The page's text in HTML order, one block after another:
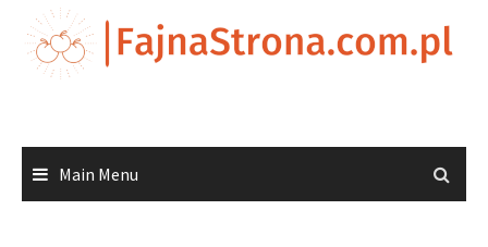
content
Main Menu